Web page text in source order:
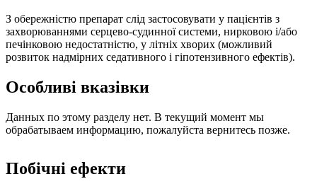
З обережністю препарат слід застосовувати у пацієнтів з
захворюваннями серцево-судинної системи, нирковою і/або
печінковою недостатністю, у літніх хворих (можливий
розвиток надмірних седативного і гіпотензивного ефектів).
Особливі вказівки
Данных по этому разделу нет. В текущий момент мы
обрабатываем информацию, пожалуйста вернитесь позже.
Побічні ефекти